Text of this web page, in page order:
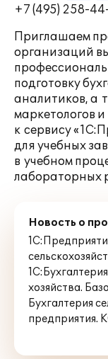
+7 (495) 258-
Приглашаем
организаций
подготовку
аналитиков, а
маркетологов
к сервису
для учебных
в учебном
лабораторных
Новость о
хозяйства.
Бухгалтерия
предприятия.